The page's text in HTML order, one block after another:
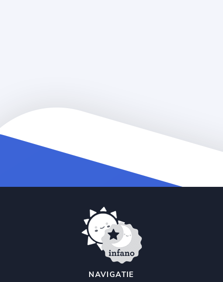
NAVIGATIE